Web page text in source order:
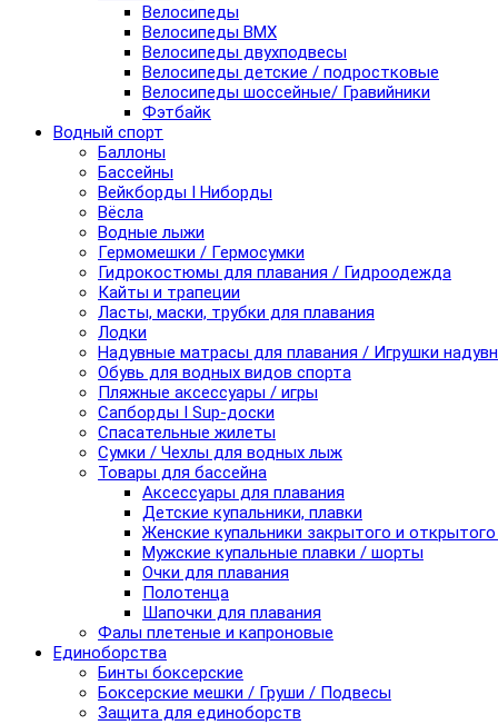
Велосипеды
Велосипеды BMX
Велосипеды двухподвесы
Велосипеды детские / подростковые
Велосипеды шоссейные/ Гравийники
Фэтбайк
Водный спорт
Баллоны
Бассейны
Вейкборды I Ниборды
Вёсла
Водные лыжи
Гермомешки / Гермосумки
Гидрокостюмы для плавания / Гидроодежда
Кайты и трапеции
Ласты, маски, трубки для плавания
Лодки
Надувные матрасы для плавания / Игрушки
Обувь для водных видов спорта
Пляжные аксессуары / игры
Сапборды I Sup-доски
Спасательные жилеты
Сумки / Чехлы для водных лыж
Товары для бассейна
Аксессуары для плавания
Детские купальники, плавки
Женские купальники закрытого и
Мужские купальные плавки / шорты
Очки для плавания
Полотенца
Шапочки для плавания
Фалы плетеные и капроновые
Единоборства
Бинты боксерские
Боксерские мешки / Груши / Подвесы
Защита для единоборств